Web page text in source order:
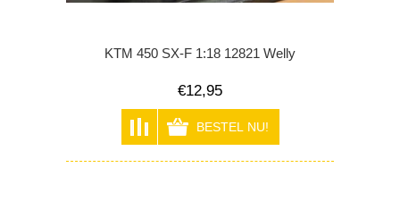
KTM 450 SX-F 1:18 12821 Welly
€12,95